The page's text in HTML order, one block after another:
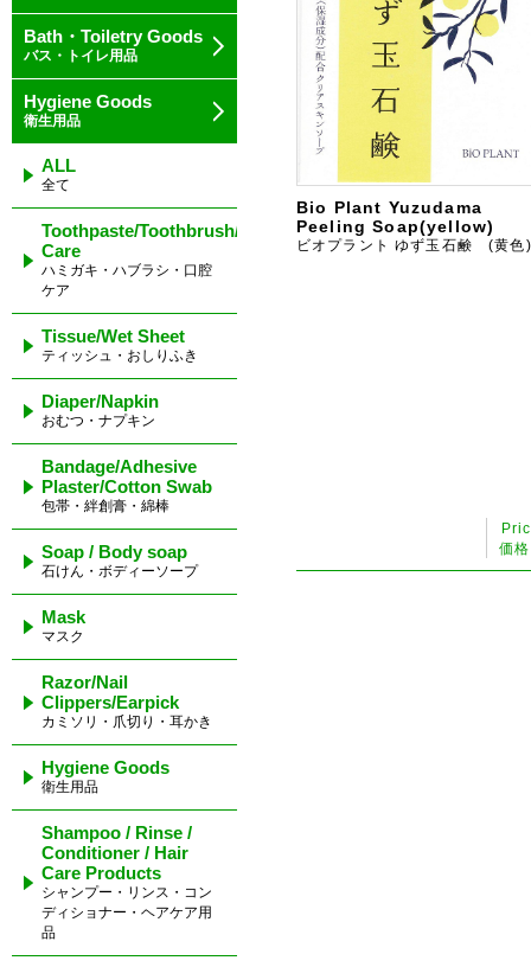
Bath・Toiletry Goods
バス・トイレ用品
Hygiene Goods
衛生用品
ALL
全て
Toothpaste/Toothbrush/Oral
Care
ハミガキ・ハブラシ・口腔
ケア
Tissue/Wet Sheet
ティッシュ・おしりふき
Diaper/Napkin
おむつ・ナプキン
Bandage/Adhesive
Plaster/Cotton Swab
包帯・絆創膏・綿棒
Soap / Body soap
石けん・ボディーソープ
Mask
マスク
Razor/Nail
Clippers/Earpick
カミソリ・爪切り・耳かき
Hygiene Goods
衛生用品
Shampoo / Rinse /
Conditioner / Hair
Care Products
シャンプー・リンス・コン
ディショナー・ヘアケア用
品
Bio Plant Yuzudama
Peeling Soap(yellow)
ビオプラント ゆず玉石鹸 (黄色)
価